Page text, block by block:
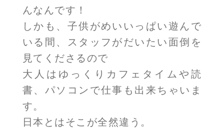
んなんです！
しかも、子供がめいいっぱい遊んで
いる間、スタッフがだいたい面倒を
見てくださるので
大人はゆっくりカフェタイムや読
書、パソコンで仕事も出来ちゃいま
す。
日本とはそこが全然違う。